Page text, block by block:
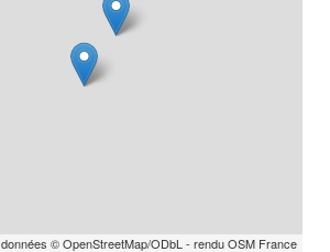
données © OpenStreetMap/ODbL - rendu OSM France